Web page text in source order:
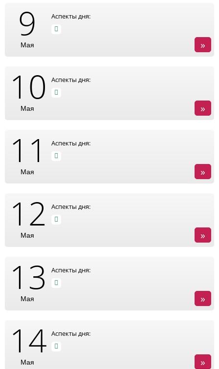
9
Мая
Аспекты дня:
»
10
Мая
Аспекты дня:
»
11
Мая
Аспекты дня:
»
12
Мая
Аспекты дня:
»
13
Мая
Аспекты дня:
»
14
Мая
Аспекты дня:
»